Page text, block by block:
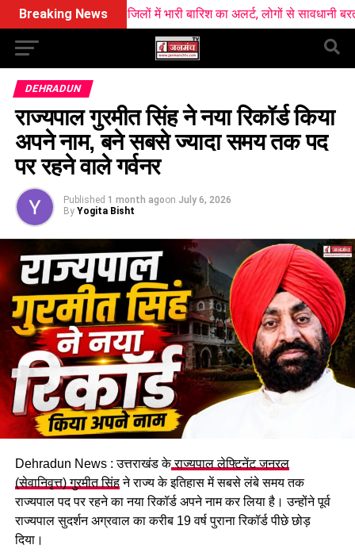
Breaking News
सात जिलों में भारी बारिश का अलर्ट, लोगों से सावधानी बरतने की अपील
DEHRADUN
राज्यपाल गुरमीत सिंह ने नया रिकॉर्ड किया
अपने नाम, बने सबसे ज्यादा समय तक पद
पर रहने वाले गर्वनर
Published 1 month agoon July 6, 2026
By Yogita Bisht
Dehradun News : उत्तराखंड केराज्यपाल लेफ्टिनेंट जनरल
(सेवानिवृत्त) गुरमीत सिंहने राज्य के इतिहास में सबसे लंबे समय तक
राज्यपाल पद पर रहने का नया रिकॉर्ड अपने नाम कर लिया है। उन्होंने पूर्व
राज्यपाल सुदर्शन अग्रवाल का करीब 19 वर्ष पुराना रिकॉर्ड पीछे छोड़
दिया।